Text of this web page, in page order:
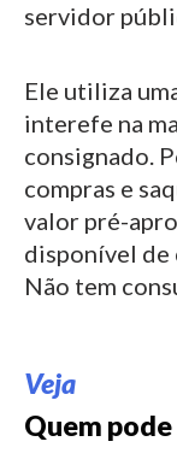
servidor
Ele utiliza
interefe na
consignado.
compras e
valor pré-
disponível de
Não tem
Veja
Quem